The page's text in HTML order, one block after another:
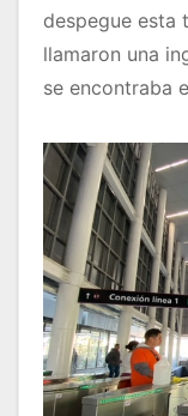
despegue esta
llamaron una
se encontraba